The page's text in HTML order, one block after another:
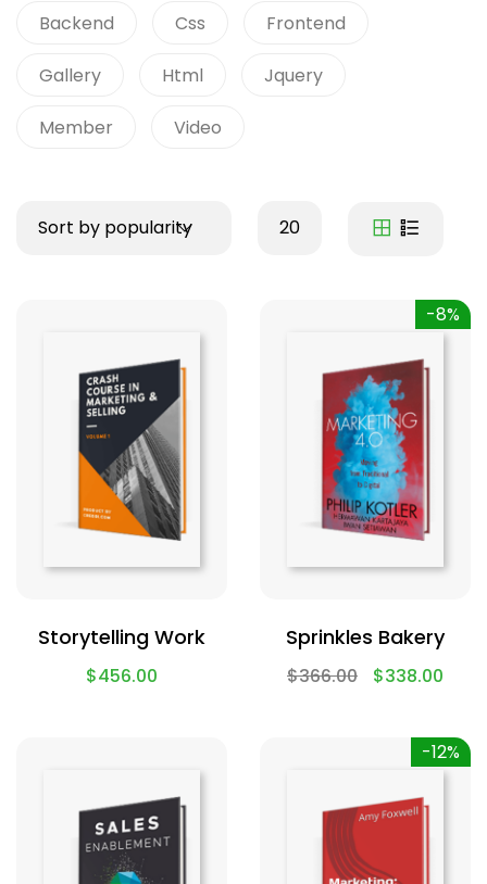
Backend Css Frontend
Gallery Html Jquery
Member Video
Sort by popularity 20
Storytelling Work
$456.00
-8%
Sprinkles Bakery
$366.00 $338.00
-12%